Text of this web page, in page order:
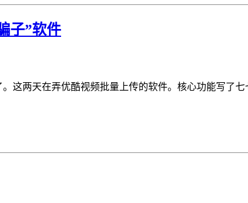
子”软件
这两天在弄优酷视频批量上传的软件。核心功能写了